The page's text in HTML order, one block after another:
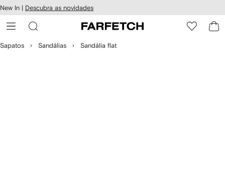
o
New In | Descubra as novidades
Sapatos Sandálias Sandália flat